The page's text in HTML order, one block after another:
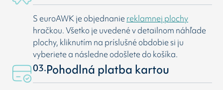
S euroAWK je objednanie reklamnej plochy
hračkou. Všetko je uvedené v detailnom náhľade
plochy, kliknutím na príslušné obdobie si ju
vyberiete a následne odošlete do košíka.
03.Pohodlná platba kartou